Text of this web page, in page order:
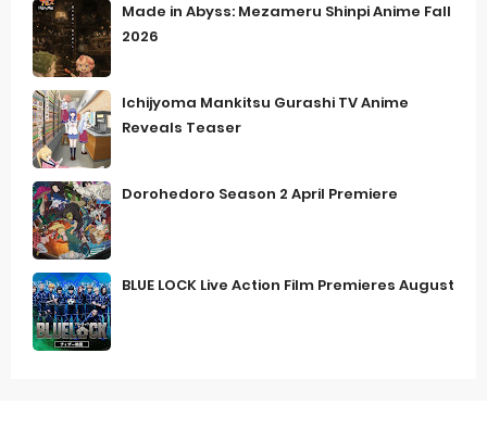
Made in Abyss: Mezameru Shinpi Anime Fall
2026
Ichijyoma Mankitsu Gurashi TV Anime
Reveals Teaser
Dorohedoro Season 2 April Premiere
BLUE LOCK Live Action Film Premieres August